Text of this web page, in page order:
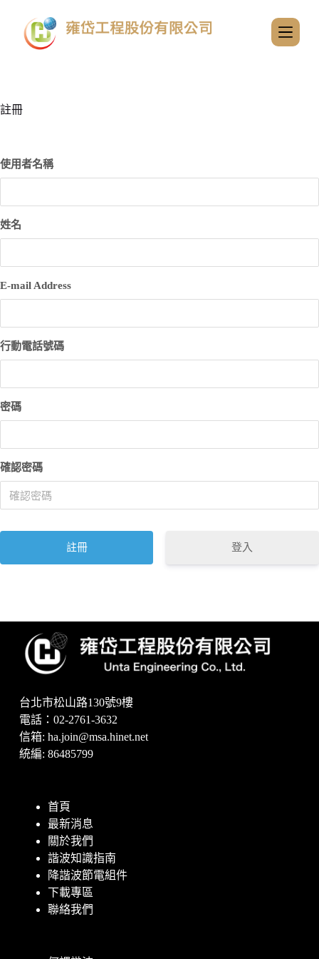
至
容
註冊
使用者名稱
姓名
E-mail Address
行動電話號碼
密碼
確認密碼
登入
台北市松山路130號9樓
電話：02-2761-3632
信箱: ha.join@msa.hinet.net
統編: 86485799
首頁
最新消息
關於我們
諧波知識指南
降諧波節電組件
下載專區
聯絡我們